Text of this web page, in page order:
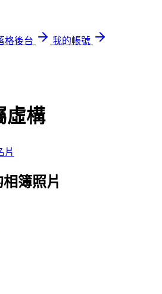
格後台
我的帳號
虛構
片
簿照片